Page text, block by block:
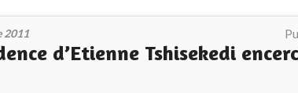
2011
d’Etienne Tshisekedi